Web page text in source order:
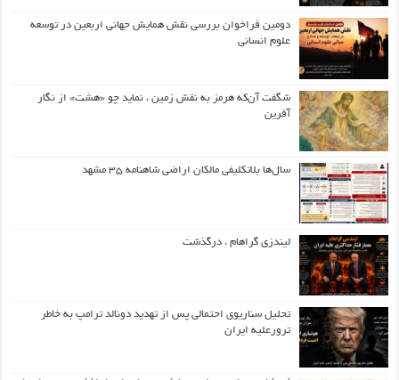
دومین فراخوان بررسی نقش همایش جهانی اربعین در توسعه
علوم انسانی
شگفت آن‌که هرمز به نقش زمین ، نماید چو «هشت» از نگار
آفرین
سال‌ها بلاتکلیفی مالکان اراضی شاهنامه ۳۵ مشهد
لیندزی گراهام ، درگذشت
تحلیل سناریوی احتمالی پس از تهدید دونالد ترامپ به خاطر
ترورعلیه ایران